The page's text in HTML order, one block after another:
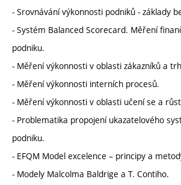
- Srovnávání výkonnosti podniků - základy
- Systém Balanced Scorecard. Měření
podniku.
- Měření výkonnosti v oblasti zákazníků a
- Měření výkonnosti interních procesů.
- Měření výkonnosti v oblasti učení se a
- Problematika propojení ukazatelového
podniku.
- EFQM Model excelence – principy a
- Modely Malcolma Baldrige a T. Contiho.